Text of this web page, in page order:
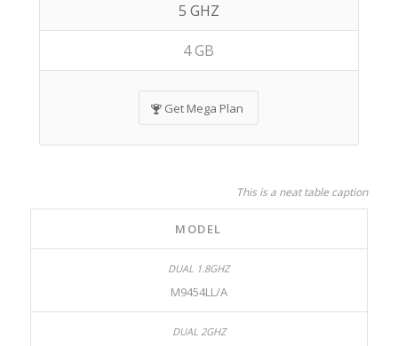
5 GHZ
4 GB
Get Mega Plan
This is a neat table caption
MODEL
M9454LL/A